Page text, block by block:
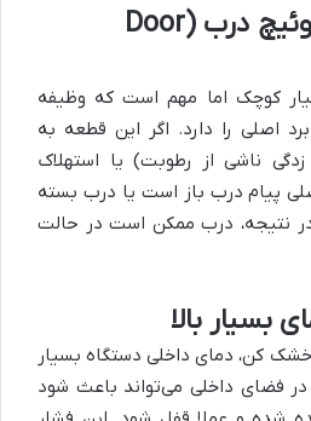
۳. خرابی میکروسوئیچ درب (Door
کوچک اما مهم است که وظیفه
اصلی را دارد. اگر این قطعه به
ناشی از رطوبت) یا استهلاک
پیام درب باز است یا درب بسته
نتیجه، درب ممکن است در حالت
کن، دمای داخلی دستگاه بسیار
در فضای داخلی می‌تواند باعث شود